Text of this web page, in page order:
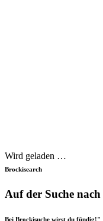
Wird geladen …
Brockisearch
Auf der Suche
Bei Brockisuche wirst du fündig!"